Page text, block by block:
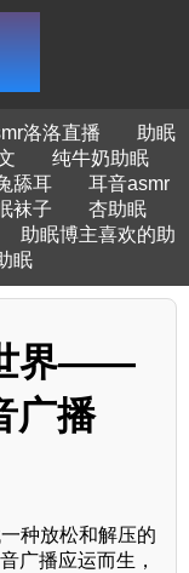
洛洛直播
助眠
纯牛奶助眠
舔耳
耳音asmr
袜子
杏助眠
助眠博主喜欢的助
眠
界——
广播
种放松和解压的
广播应运而生，